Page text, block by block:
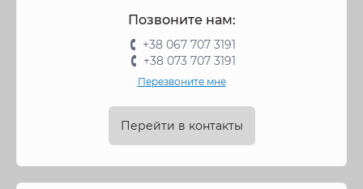
Позвоните нам:
+38 067 707 3191
+38 073 707 3191
Перезвоните мне
Перейти в контакты